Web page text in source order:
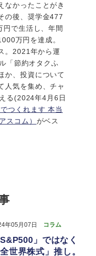
なかったことがき
の後、奨学金477
で生活し、年間
万円を達成。
。2021年から運
「節約オタクふ
か、投資について
人気を集め、チャ
る(2024年4月6日
でつくれます 本当
スコム） がベス
年05月07日 コラム
S&P500」ではなく
全世界株式」推し。